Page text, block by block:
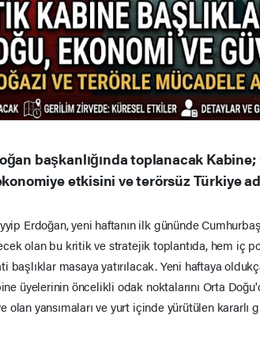
başkanlığında toplanacak
etkisini ve terörsüz Türkiye
Erdoğan, yeni haftanın ilk gününde
olan bu kritik ve stratejik toplantıda, hem iç
başlıklar masaya yatırılacak. Yeni haftaya
üyelerinin öncelikli odak noktalarını Orta
yansımaları ve yurt içinde yürütülen kararlı